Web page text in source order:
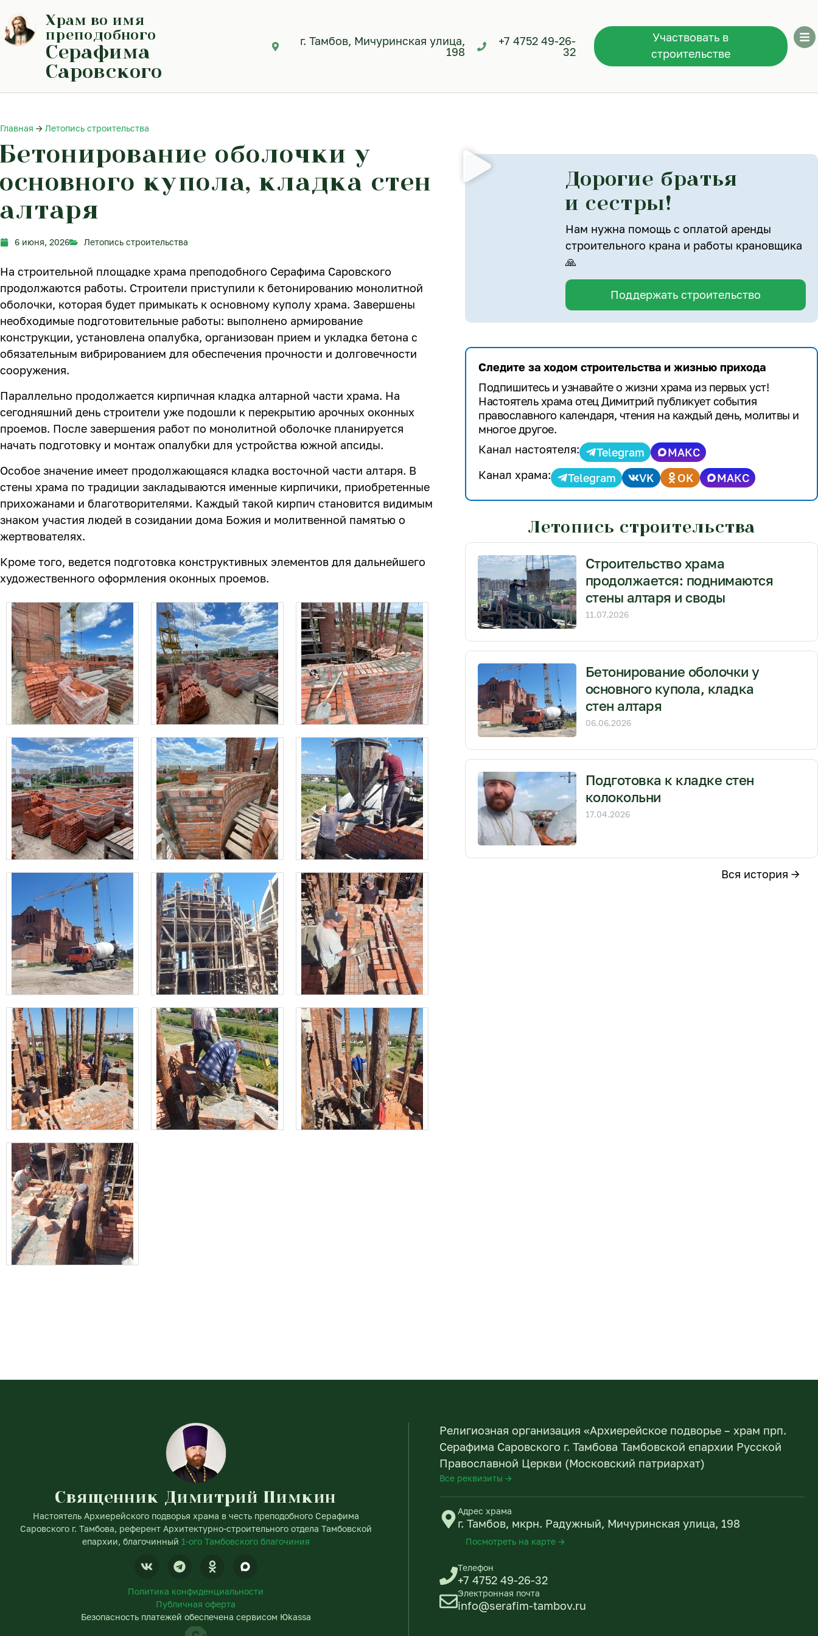
содержимому
Храм во имя
преподобного
Серафима
Саровского
г. Тамбов, Мичуринская улица,
198
+7 4752 49-26-
32
Участвовать в
строительстве
Главная → Летопись строительства
Бетонирование оболочки у
основного купола, кладка стен
алтаря
6 июня, 2026 Летопись строительства
На строительной площадке храма преподобного Серафима Саровского
продолжаются работы. Строители приступили к бетонированию монолитной
оболочки, которая будет примыкать к основному куполу храма. Завершены
необходимые подготовительные работы: выполнено армирование
конструкции, установлена опалубка, организован прием и укладка бетона с
обязательным вибрированием для обеспечения прочности и долговечности
сооружения.
Параллельно продолжается кирпичная кладка алтарной части храма. На
сегодняшний день строители уже подошли к перекрытию арочных оконных
проемов. После завершения работ по монолитной оболочке планируется
начать подготовку и монтаж опалубки для устройства южной апсиды.
Особое значение имеет продолжающаяся кладка восточной части алтаря. В
стены храма по традиции закладываются именные кирпичики, приобретенные
прихожанами и благотворителями. Каждый такой кирпич становится видимым
знаком участия людей в созидании дома Божия и молитвенной памятью о
жертвователях.
Кроме того, ведется подготовка конструктивных элементов для дальнейшего
художественного оформления оконных проемов.
Дорогие братья
и сестры!
Нам нужна помощь с оплатой аренды
строительного крана и работы крановщика
🙏
Поддержать строительство
Следите за ходом строительства и жизнью прихода
Подпишитесь и узнавайте о жизни храма из первых уст!
Настоятель храма отец Димитрий публикует события
православного календаря, чтения на каждый день, молитвы и
многое другое.
Канал настоятеля:
Telegram
МАКС
Канал храма:
Telegram VK OK МАКС
Летопись строительства
Строительство храма
продолжается: поднимаются
стены алтаря и своды
11.07.2026
Бетонирование оболочки у
основного купола, кладка
стен алтаря
06.06.2026
Подготовка к кладке стен
колокольни
17.04.2026
Вся история →
Священник Димитрий Пимкин
Настоятель Архиерейского подворья храма в честь преподобного Серафима
Саровского г. Тамбова, референт Архитектурно-строительного отдела Тамбовской
епархии, благочинный 1-ого Тамбовского благочиния
V
k
T
e
e
g
r
O
d
o
k
l
Политика конфиденциальности
Публичная оферта
Безопасность платежей обеспечена сервисом Юkassa
Религиозная организация «Архиерейское подворье – храм прп.
Серафима Саровского г. Тамбова Тамбовской епархии Русской
Православной Церкви (Московский патриархат)
Все реквизиты →
Адрес храма
г. Тамбов, мкрн. Радужный, Мичуринская улица, 198
Посмотреть на карте →
Телефон
+7 4752 49-26-32
Электронная почта
info@serafim-tambov.ru